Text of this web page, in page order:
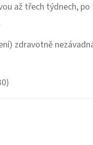
až třech týdnech,
zdravotně